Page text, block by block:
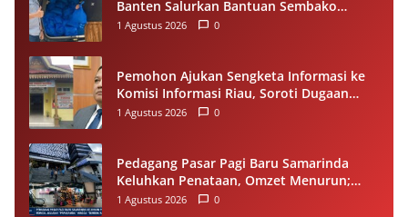
Banten Salurkan Bantuan Sembako
Melalui Pemuda Berdampak
1 Agustus 2026 0
Pemohon Ajukan Sengketa Informasi ke
Komisi Informasi Riau, Soroti Dugaan
Tidak Ditanggapinya Permohonan ke
1 Agustus 2026 0
Pedagang Pasar Pagi Baru Samarinda
Keluhkan Penataan, Omzet Menurun;
Minta Pemkot Evaluasi Distribusi Ruko
1 Agustus 2026 0